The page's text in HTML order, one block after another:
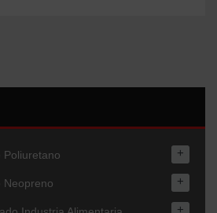
Poliuretano +
Neopreno +
+